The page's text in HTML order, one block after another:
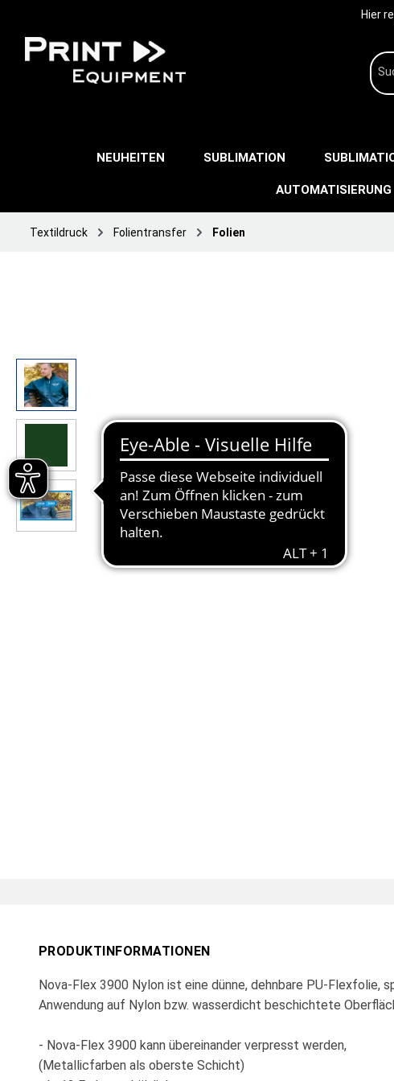
Hier
NEUHEITEN SUBLIMATION
AUTOMATISIERUNG
Textildruck Folientransfer Folien
PRODUKTINFORMATIONEN
Nova-Flex 3900 Nylon ist eine dünne, dehnbare PU-Flexfolie,
Anwendung auf Nylon bzw. wasserdicht beschichtete
- Nova-Flex 3900 kann übereinander verpresst werden,
(Metallicfarben als oberste Schicht)